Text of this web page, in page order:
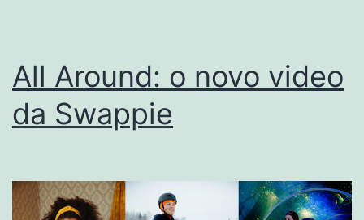
All Around: o novo video
da Swappie